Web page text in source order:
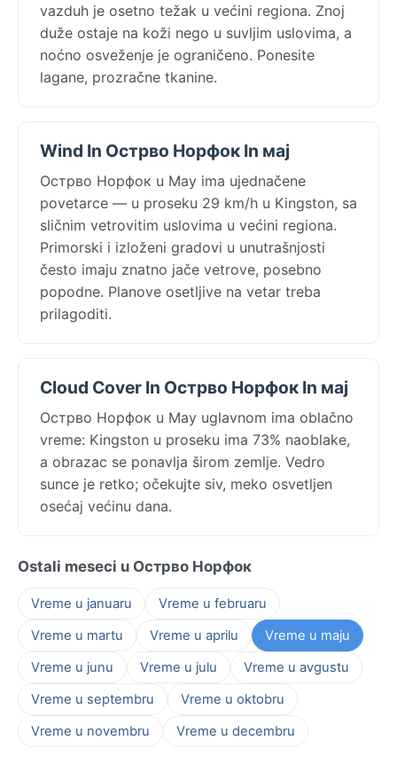
vazduh je osetno težak u većini regiona. Znoj
duže ostaje na koži nego u suvljim uslovima, a
noćno osveženje je ograničeno. Ponesite
lagane, prozračne tkanine.
Wind In Острво Норфок In мај
Острво Норфок u May ima ujednačene
povetarce — u proseku 29 km/h u Kingston, sa
sličnim vetrovitim uslovima u većini regiona.
Primorski i izloženi gradovi u unutrašnjosti
često imaju znatno jače vetrove, posebno
popodne. Planove osetljive na vetar treba
prilagoditi.
Cloud Cover In Острво Норфок In мај
Острво Норфок u May uglavnom ima oblačno
vreme: Kingston u proseku ima 73% naoblake,
a obrazac se ponavlja širom zemlje. Vedro
sunce je retko; očekujte siv, meko osvetljen
osećaj većinu dana.
Ostali meseci u Острво Норфок
Vreme u januaru
Vreme u februaru
Vreme u martu
Vreme u aprilu
Vreme u maju
Vreme u junu
Vreme u julu
Vreme u avgustu
Vreme u septembru
Vreme u oktobru
Vreme u novembru
Vreme u decembru